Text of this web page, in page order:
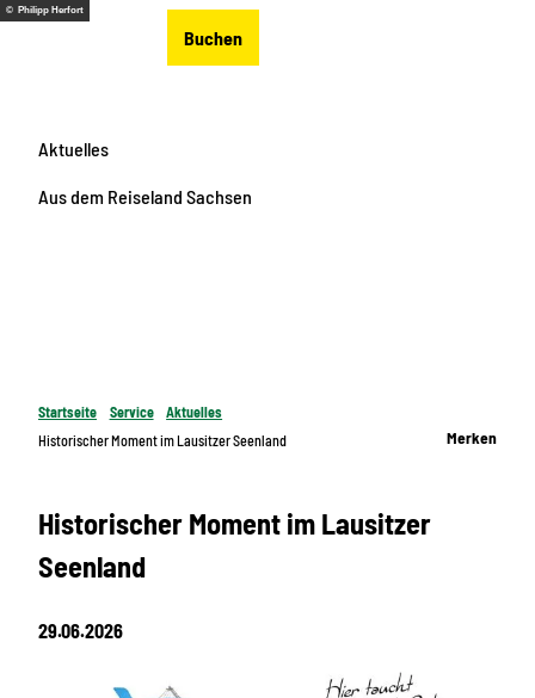
Z
Buchen
© Philipp Herfort
Aktuelles
Aus dem Reiseland Sachsen
Startseite Service
Aktuelles
Historischer Moment im Lausitzer Seenland
Merken
Historischer Moment im Lausitzer
Seenland
29.06.2026